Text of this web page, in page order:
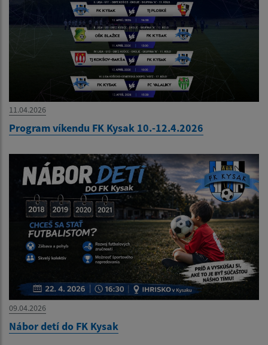
11.04.2026
Program víkendu FK Kysak 10.-12.4.2026
09.04.2026
Nábor detí do FK Kysak